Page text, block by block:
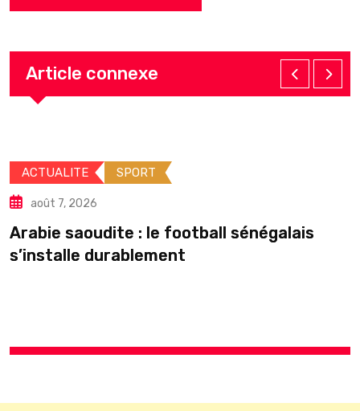
Article connexe
ACTUALITE SPORT
août 7, 2026
Arabie saoudite : le football sénégalais
s’installe durablement